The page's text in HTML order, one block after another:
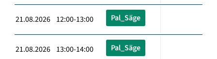
21.08.2026 12:00-13:00 Pal_Säge
21.08.2026 13:00-14:00 Pal_Säge